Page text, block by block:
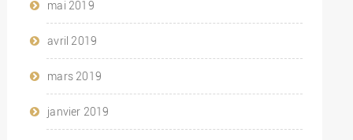
mai 2019
avril 2019
mars 2019
janvier 2019